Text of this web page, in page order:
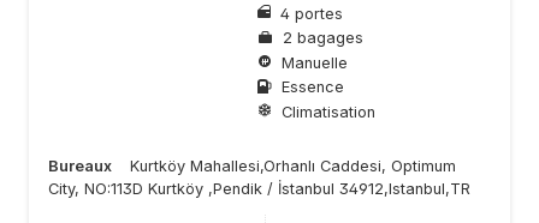
4 portes
2 bagages
Manuelle
Essence
Climatisation
Bureaux
Kurtköy Mahallesi,Orhanlı Caddesi, Optimum
City, NO:113D Kurtköy ,Pendik / İstanbul 34912,Istanbul,TR